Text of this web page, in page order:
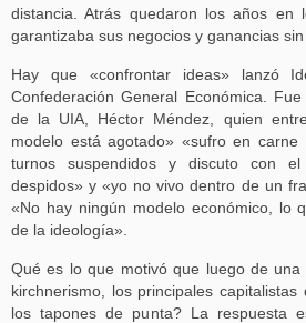
distancia. Atrás quedaron los años en
garantizaba sus negocios y ganancias
Hay que «confrontar ideas» lanzó
Confederación General Económica.
de la UIA, Héctor Méndez, quien
modelo está agotado» «sufro en
turnos suspendidos y discuto con
despidos» y «yo no vivo dentro de un
«No hay ningún modelo económico, lo
de la ideología».
Qué es lo que motivó que luego de
kirchnerismo, los principales
los tapones de punta? La respuesta